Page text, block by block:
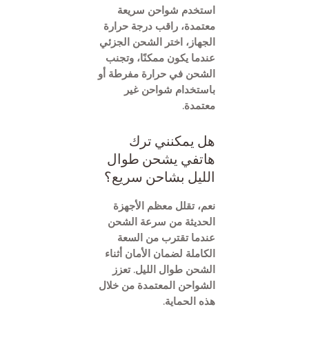
استخدم شواحن سريعة
معتمدة، راقب درجة حرارة
الجهاز، اختر الشحن الجزئي
عندما يكون ممكنًا، وتجنب
الشحن في حرارة مفرطة أو
باستخدام شواحن غير
معتمدة.
هل يمكنني ترك
هاتفي يشحن طوال
الليل بشاحن سريع؟
نعم، تقلل معظم الأجهزة
الحديثة من سرعة الشحن
عندما تقترب من السعة
الكاملة لضمان الأمان أثناء
الشحن طوال الليل. تعزز
الشواحن المعتمدة من خلال
هذه الحماية.